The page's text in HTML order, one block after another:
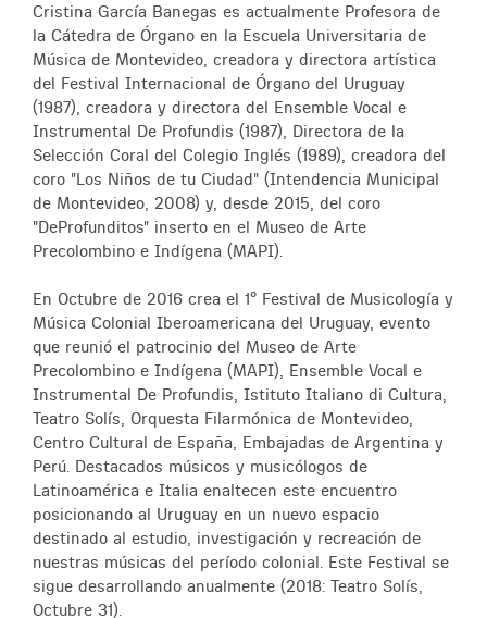
Cristina García Banegas es actualmente Profesora de
la Cátedra de Órgano en la Escuela Universitaria de
Música de Montevideo, creadora y directora artística
del Festival Internacional de Órgano del Uruguay
(1987), creadora y directora del Ensemble Vocal e
Instrumental De Profundis (1987), Directora de la
Selección Coral del Colegio Inglés (1989), creadora del
coro "Los Niños de tu Ciudad" (Intendencia Municipal
de Montevideo, 2008) y, desde 2015, del coro
"DeProfunditos" inserto en el Museo de Arte
Precolombino e Indígena (MAPI).
En Octubre de 2016 crea el 1º Festival de Musicología y
Música Colonial Iberoamericana del Uruguay, evento
que reunió el patrocinio del Museo de Arte
Precolombino e Indígena (MAPI), Ensemble Vocal e
Instrumental De Profundis, Istituto Italiano di Cultura,
Teatro Solís, Orquesta Filarmónica de Montevideo,
Centro Cultural de España, Embajadas de Argentina y
Perú. Destacados músicos y musicólogos de
Latinoamérica e Italia enaltecen este encuentro
posicionando al Uruguay en un nuevo espacio
destinado al estudio, investigación y recreación de
nuestras músicas del período colonial. Este Festival se
sigue desarrollando anualmente (2018: Teatro Solís,
Octubre 31).